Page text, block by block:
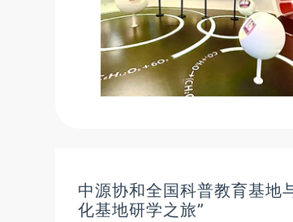
中源协和全国科普教育基地
化基地研学之旅”